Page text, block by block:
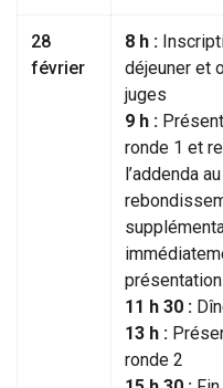
28
février
8 h :
déjeuner et
juges
9 h :
ronde 1 et
l’addenda
présentation
11 h 30 :
13 h :
ronde 2